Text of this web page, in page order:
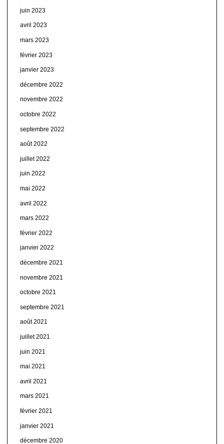
juin 2023
avril 2023
mars 2023
février 2023
janvier 2023
décembre 2022
novembre 2022
octobre 2022
septembre 2022
août 2022
juillet 2022
juin 2022
mai 2022
avril 2022
mars 2022
février 2022
janvier 2022
décembre 2021
novembre 2021
octobre 2021
septembre 2021
août 2021
juillet 2021
juin 2021
mai 2021
avril 2021
mars 2021
février 2021
janvier 2021
décembre 2020